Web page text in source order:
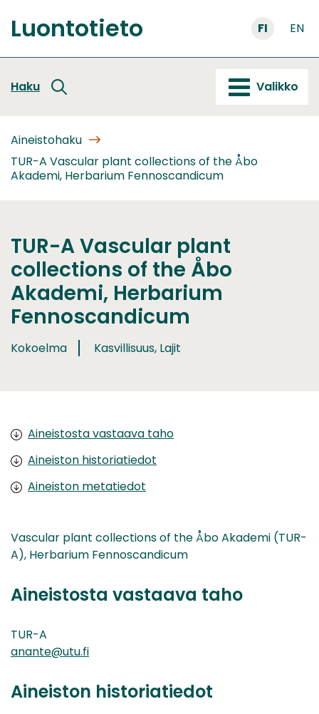
sisältöön
Etusivu
Luontotieto FI EN
Haku Valikko
Aineistohaku
TUR-A Vascular plant collections of the Åbo
Akademi, Herbarium Fennoscandicum
TUR-A Vascular plant
collections of the Åbo
Akademi, Herbarium
Fennoscandicum
Kokoelma Kasvillisuus, Lajit
Aineistosta vastaava taho
Aineiston historiatiedot
Aineiston metatiedot
Vascular plant collections of the Åbo Akademi (TUR-
A), Herbarium Fennoscandicum
Aineistosta vastaava taho
TUR-A
anante@utu.fi
Aineiston historiatiedot